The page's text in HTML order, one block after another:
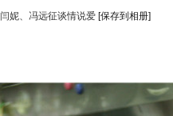
闫妮、冯远征谈情说爱 [保存到相册]